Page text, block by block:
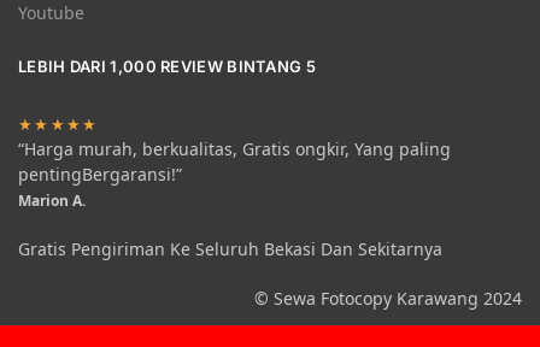
Youtube
LEBIH DARI 1,000 REVIEW BINTANG 5
★★★★★
“Harga murah, berkualitas, Gratis ongkir, Yang paling
pentingBergaransi!”
Marion A.
Gratis Pengiriman Ke Seluruh Bekasi Dan Sekitarnya
© Sewa Fotocopy Karawang 2024